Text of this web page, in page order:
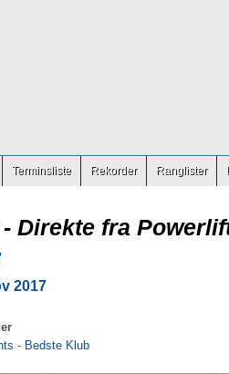
Terminsliste Rekorder Ranglister
Direkte fra
2017
- Bedste Klub